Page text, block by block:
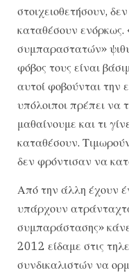
στοιχειοθετήσουν,
καταθέσουν ενόρκως.
συμπαραστατών»
φόβος τους είναι
αυτοί φοβούνται την
υπόλοιποι πρέπει να
μαθαίνουμε και τι
καταθέσουν.
δεν φρόντισαν να
Από την άλλη έχουν
υπάρχουν
συμπαράστασης»
2012 είδαμε στις
συνδικαλιστών να